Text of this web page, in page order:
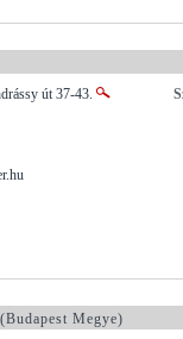
út 37-43.
(Budapest Megye)